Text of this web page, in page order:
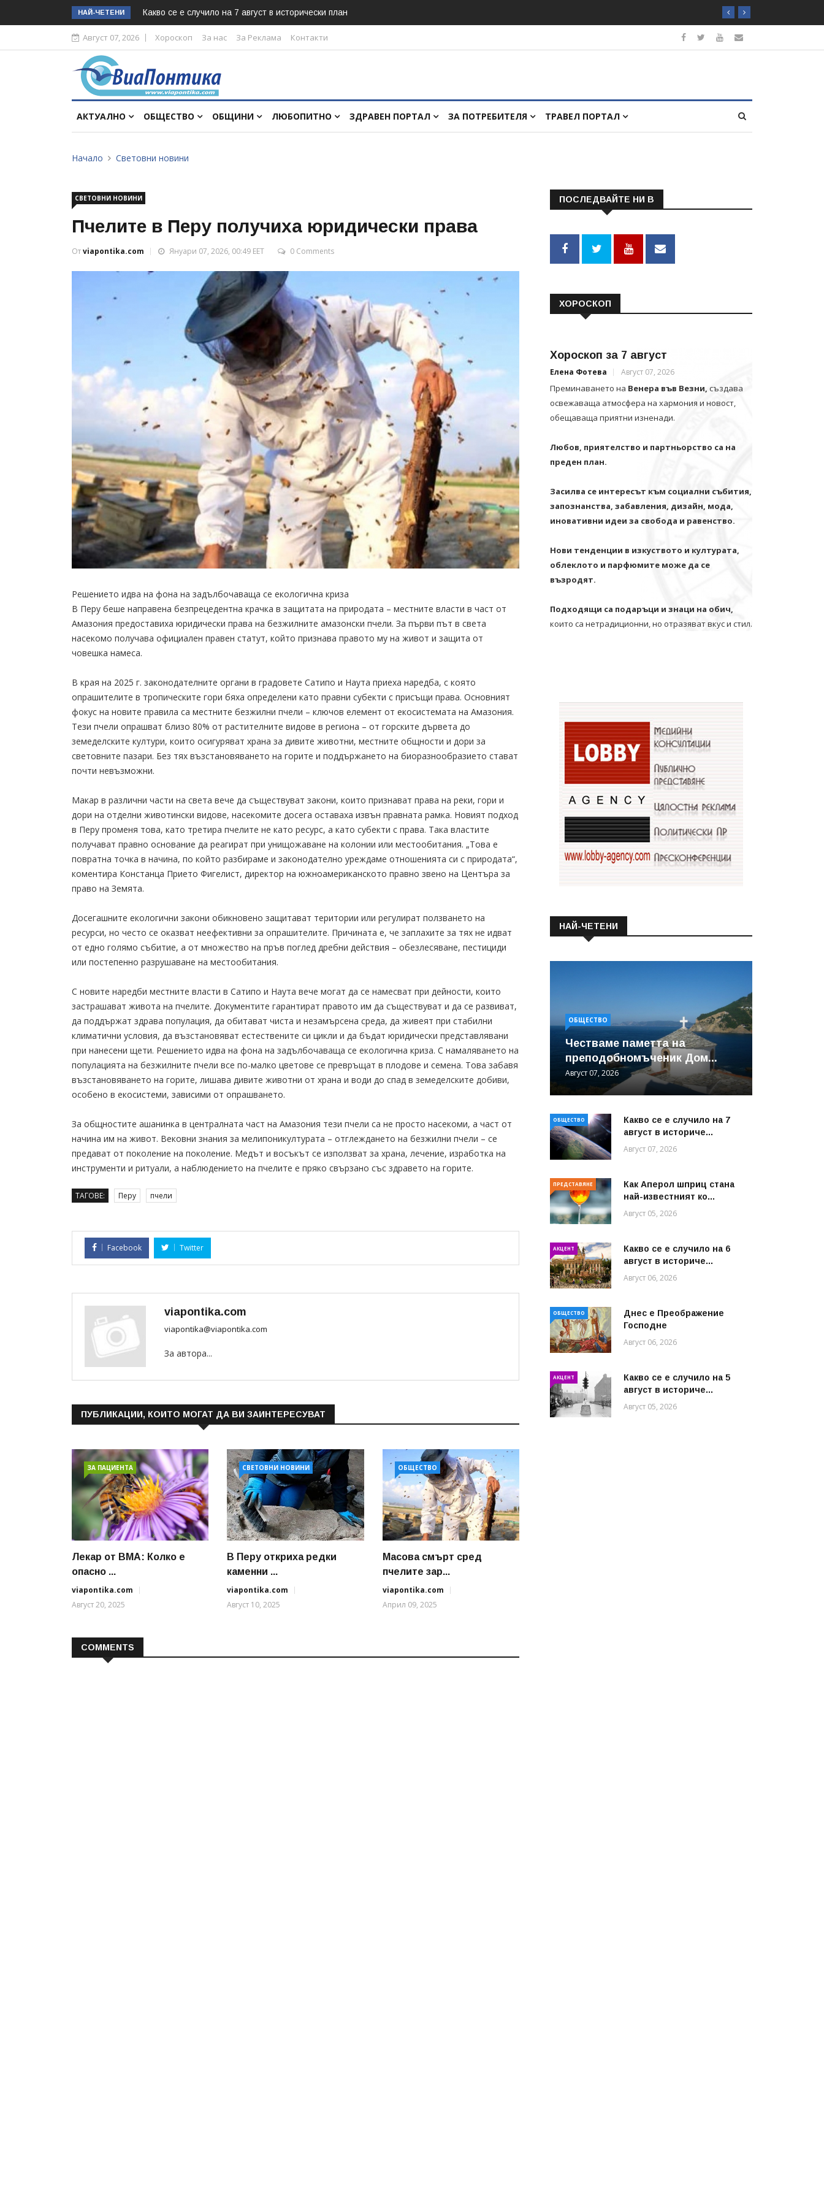
НАЙ-ЧЕТЕНИ Какво се е случило на 7 август в исторически план
Август 07, 2026 Хороскоп За нас За Реклама Контакти
АКТУАЛНО ОБЩЕСТВО ОБЩИНИ ЛЮБОПИТНО ЗДРАВЕН ПОРТАЛ ЗА ПОТРЕБИТЕЛЯ ТРАВЕЛ ПОРТАЛ
Начало Световни новини
СВЕТОВНИ НОВИНИ
Пчелите в Перу получиха юридически права
Отviapontika.com Януари 07, 2026, 00:49 EET 0 Comments
Решението идва на фона на задълбочаваща се екологична криза
В Перу беше направена безпрецедентна крачка в защитата на природата – местните власти в част от
Амазония предоставиха юридически права на безжилните амазонски пчели. За първи път в света
насекомо получава официален правен статут, който признава правото му на живот и защита от
човешка намеса.
В края на 2025 г. законодателните органи в градовете Сатипо и Наута приеха наредба, с която
опрашителите в тропическите гори бяха определени като правни субекти с присъщи права. Основният
фокус на новите правила са местните безжилни пчели – ключов елемент от екосистемата на Амазония.
Тези пчели опрашват близо 80% от растителните видове в региона – от горските дървета до
земеделските култури, които осигуряват храна за дивите животни, местните общности и дори за
световните пазари. Без тях възстановяването на горите и поддържането на биоразнообразието стават
почти невъзможни.
Макар в различни части на света вече да съществуват закони, които признават права на реки, гори и
дори на отделни животински видове, насекомите досега оставаха извън правната рамка. Новият подход
в Перу променя това, като третира пчелите не като ресурс, а като субекти с права. Така властите
получават правно основание да реагират при унищожаване на колонии или местообитания. „Това е
повратна точка в начина, по който разбираме и законодателно уреждаме отношенията си с природата“,
коментира Констанца Прието Фигелист, директор на южноамериканското правно звено на Центъра за
право на Земята.
Досегашните екологични закони обикновено защитават територии или регулират ползването на
ресурси, но често се оказват неефективни за опрашителите. Причината е, че заплахите за тях не идват
от едно голямо събитие, а от множество на пръв поглед дребни действия – обезлесяване, пестициди
или постепенно разрушаване на местообитания.
С новите наредби местните власти в Сатипо и Наута вече могат да се намесват при дейности, които
застрашават живота на пчелите. Документите гарантират правото им да съществуват и да се развиват,
да поддържат здрава популация, да обитават чиста и незамърсена среда, да живеят при стабилни
климатични условия, да възстановяват естествените си цикли и да бъдат юридически представлявани
при нанесени щети. Решението идва на фона на задълбочаваща се екологична криза. С намаляването на
популацията на безжилните пчели все по-малко цветове се превръщат в плодове и семена. Това забавя
възстановяването на горите, лишава дивите животни от храна и води до спад в земеделските добиви,
особено в екосистеми, зависими от опрашването.
За общностите ашанинка в централната част на Амазония тези пчели са не просто насекоми, а част от
начина им на живот. Вековни знания за мелипоникултурата – отглеждането на безжилни пчели – се
предават от поколение на поколение. Медът и восъкът се използват за храна, лечение, изработка на
инструменти и ритуали, а наблюдението на пчелите е пряко свързано със здравето на горите.
ТАГОВЕ: Перу пчели
Facebook Twitter
viapontika.com
viapontika@viapontika.com
За автора...
ПУБЛИКАЦИИ, КОИТО МОГАТ ДА ВИ ЗАИНТЕРЕСУВАТ
ЗА ПАЦИЕНТА
Лекар от ВМА: Колко е
опасно ...
viapontika.com
Август 20, 2025
СВЕТОВНИ НОВИНИ
В Перу откриха редки
каменни ...
viapontika.com
Август 10, 2025
ОБЩЕСТВО
Масова смърт сред
пчелите зар...
viapontika.com
Април 09, 2025
COMMENTS
ПОСЛЕДВАЙТЕ НИ В
ХОРОСКОП
Хороскоп за 7 август
Елена Фотева Август 07, 2026
Преминаването на Венера във Везни, създава
освежаваща атмосфера на хармония и новост,
обещаваща приятни изненади.
Любов, приятелство и партньорство са на
преден план.
Засилва се интересът към социални събития,
запознанства, забавления, дизайн, мода,
иновативни идеи за свобода и равенство.
Нови тенденции в изкуството и културата,
облеклото и парфюмите може да се
възродят.
Подходящи са подаръци и знаци на обич,
които са нетрадиционни, но отразяват вкус и стил.
НАЙ-ЧЕТЕНИ
ОБЩЕСТВО
Честваме паметта на
преподобномъченик Дом...
Август 07, 2026
ОБЩЕСТВО
Какво се е случило на 7
август в историче...
Август 07, 2026
ПРЕДСТАВЯНЕ
Как Аперол шприц стана
най-известният ко...
Август 05, 2026
АКЦЕНТ
Какво се е случило на 6
август в историче...
Август 06, 2026
ОБЩЕСТВО
Днес е Преображение
Господне
Август 06, 2026
АКЦЕНТ
Какво се е случило на 5
август в историче...
Август 05, 2026